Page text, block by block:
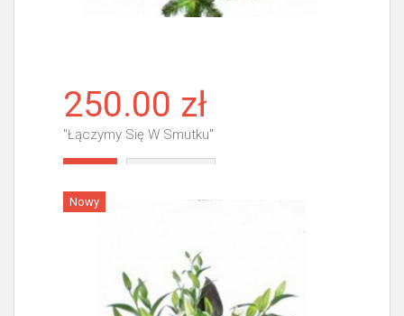
250.00 zł
"Łączymy Się W Smutku"
Nowy